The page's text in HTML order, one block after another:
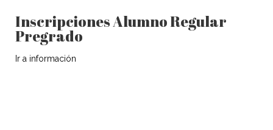
Inscripciones Alumno Regular
Pregrado
Ir a información